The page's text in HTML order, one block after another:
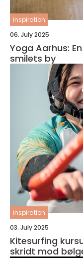
inspiration
06. July 2025
Yoga Aarhus:
smilets by
inspiration
03. July 2025
Kitesurfing
skridt mod